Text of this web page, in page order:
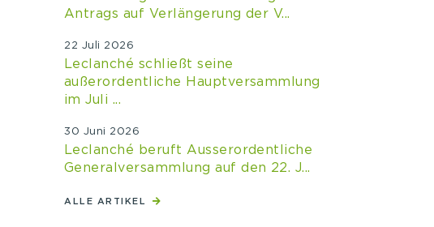
Antrags auf Verlängerung der V...
22 Juli 2026
Leclanché schließt seine
außerordentliche Hauptversammlung
im Juli ...
30 Juni 2026
Leclanché beruft Ausserordentliche
Generalversammlung auf den 22. J...
ALLE ARTIKEL